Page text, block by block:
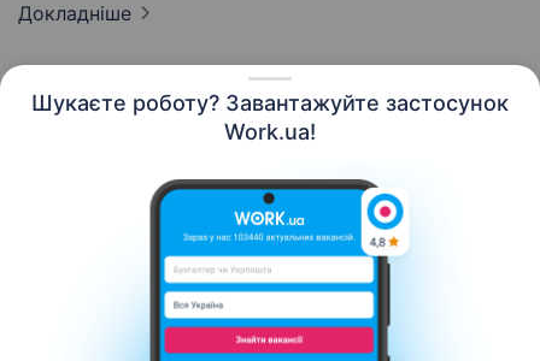
Шукаєте роботу? Завантажуйте застосунок
Work.ua!
Докладніше